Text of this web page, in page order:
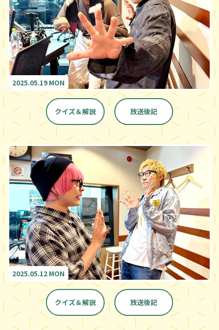
2025.05.19 MON
クイズ＆解説 放送後記
2025.05.12 MON
クイズ＆解説 放送後記